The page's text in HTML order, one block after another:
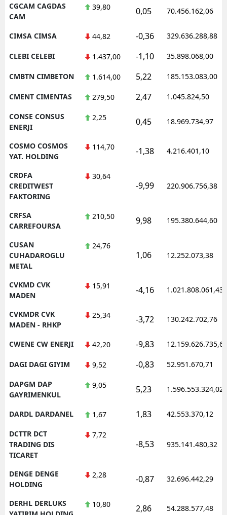
CGCAM CAGDAS
CAM
39,80 0,05 70.456.162,06
CIMSA CIMSA 44,82 -0,36 329.636.288,88
CLEBI CELEBI 1.437,00 -1,10 35.898.068,00
CMBTN CIMBETON 1.614,00 5,22 185.153.083,00
CMENT CIMENTAS 279,50 2,47 1.045.824,50
CONSE CONSUS
ENERJI
2,25 0,45 18.969.734,97
COSMO COSMOS
YAT. HOLDING
114,70 -1,38 4.216.401,10
CRDFA
CREDITWEST
FAKTORING
30,64
-9,99 220.906.756,38
CRFSA
CARREFOURSA
210,50 9,98 195.380.644,60
CUSAN
CUHADAROGLU
METAL
24,76
1,06 12.252.073,38
CVKMD CVK
MADEN
15,91 -4,16 1.021.808.061,43
CVKMDR CVK
MADEN - RHKP
25,34 -3,72 130.242.702,76
CWENE CW ENERJI 42,20 -9,83 12.159.626.735,62
DAGI DAGI GIYIM 9,52 -0,83 52.951.670,71
DAPGM DAP
GAYRIMENKUL
9,05 5,23 1.596.553.324,02
DARDL DARDANEL 1,67 1,83 42.553.370,12
DCTTR DCT
TRADING DIS
TICARET
7,72
-8,53 935.141.480,32
DENGE DENGE
HOLDING
2,28 -0,87 32.696.442,29
DERHL DERLUKS
10,80 2,86 54.288.577,48